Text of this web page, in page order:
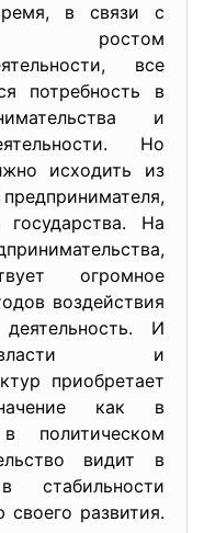
в связи с
ростом
все
потребность в
и
Но
исходить из
На
огромное
воздействия
И
власти и
приобретает
как в
политическом
видит в
стабильности
своего развития.